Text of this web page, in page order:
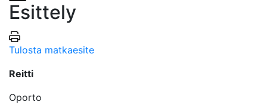
Esittely
Tulosta matkaesite
Reitti
Oporto